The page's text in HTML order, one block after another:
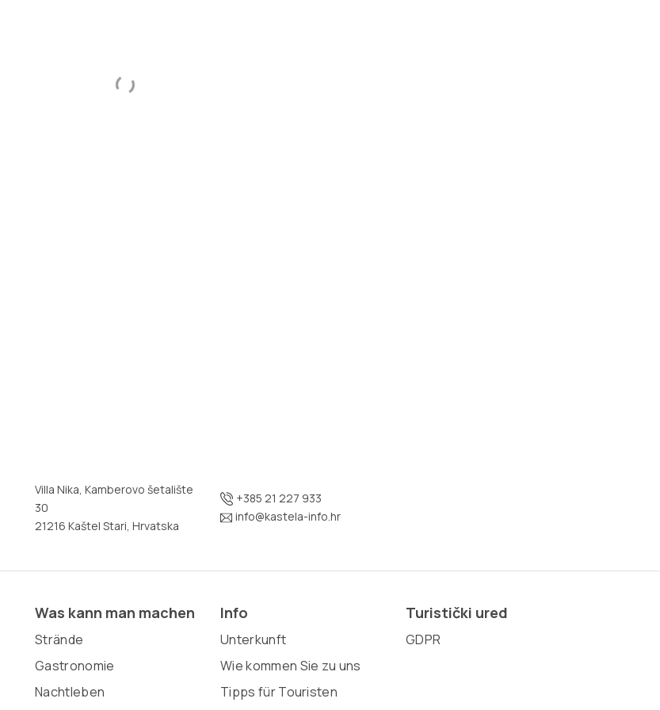
Villa Nika, Kamberovo šetalište
30
21216 Kaštel Stari, Hrvatska
+385 21 227 933
info@kastela-info.hr
Was kann man machen
Strände
Gastronomie
Nachtleben
Info
Unterkunft
Wie kommen Sie zu uns
Tipps für Touristen
Turistički ured
GDPR